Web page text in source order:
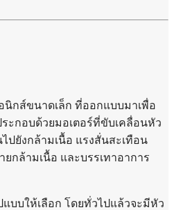
กส์ขนาดเล็ก ที่ออกแบบมาเพื่อ
ะกอบด้วยมอเตอร์ที่ขับเคลื่อนหัว
ปยังกล้ามเนื้อ แรงสั่นสะเทือน
กล้ามเนื้อ และบรรเทาอาการ
บบให้เลือก โดยทั่วไปแล้วจะมีหัว